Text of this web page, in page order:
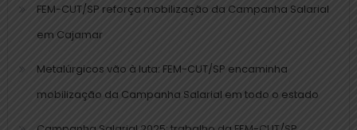
FEM-CUT/SP reforça mobilização da Campanha Salarial
em Cajamar
Metalúrgicos vão à luta: FEM-CUT/SP encaminha
mobilização da Campanha Salarial em todo o estado